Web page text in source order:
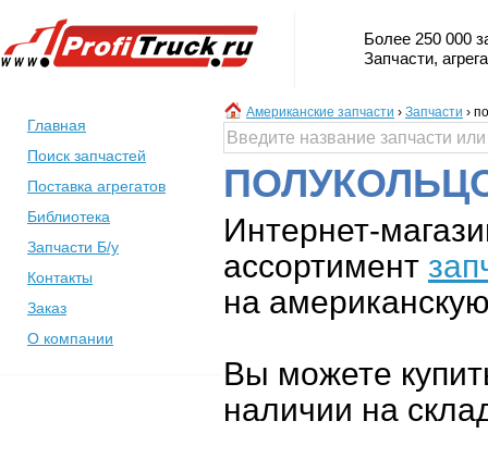
Более 250 000
Запчасти,
Главная
Поиск запчастей
Поставка агрегатов
Библиотека
Запчасти Б/у
Контакты
Заказ
О компании
Американские запчасти › Запчасти ›
Интернет-
ассортимент
на
Вы можете
наличии на